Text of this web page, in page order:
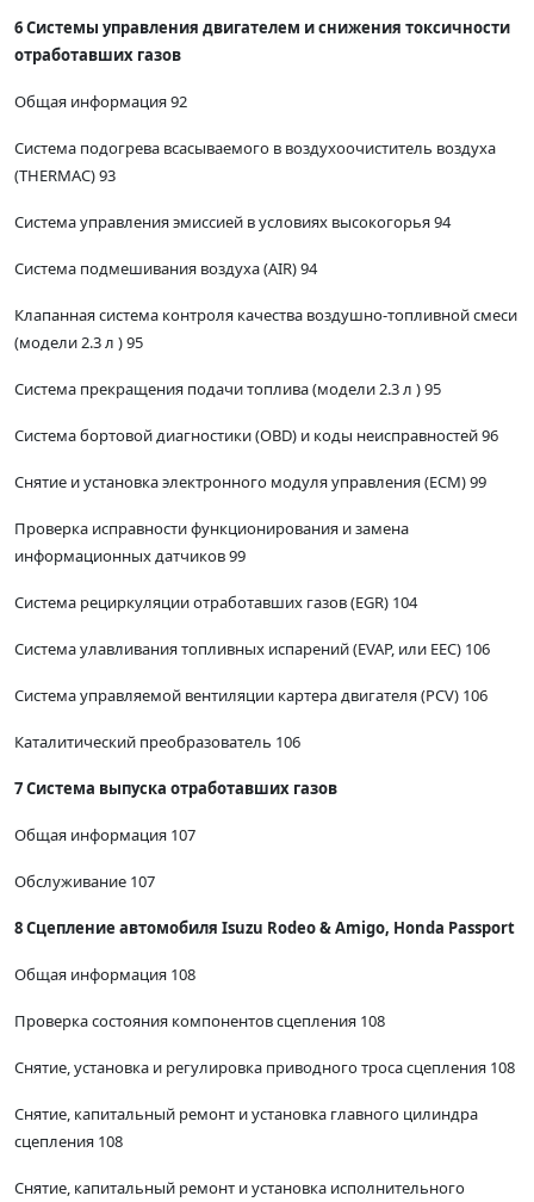
6 Системы управления двигателем и снижения токсичности
отработавших газов
Общая информация 92
Система подогрева всасываемого в воздухоочиститель воздуха
(THERMAC) 93
Система управления эмиссией в условиях высокогорья 94
Система подмешивания воздуха (AIR) 94
Клапанная система контроля качества воздушно-топливной смеси
(модели 2.3 л ) 95
Система прекращения подачи топлива (модели 2.3 л ) 95
Система бортовой диагностики (OBD) и коды неисправностей 96
Снятие и установка электронного модуля управления (ЕСМ) 99
Проверка исправности функционирования и замена
информационных датчиков 99
Система рециркуляции отработавших газов (EGR) 104
Система улавливания топливных испарений (EVAP, или EEC) 106
Система управляемой вентиляции картера двигателя (PCV) 106
Каталитический преобразователь 106
7 Система выпуска отработавших газов
Общая информация 107
Обслуживание 107
8 Сцепление автомобиля Isuzu Rodeo & Amigo, Honda Passport
Общая информация 108
Проверка состояния компонентов сцепления 108
Снятие, установка и регулировка приводного троса сцепления 108
Снятие, капитальный ремонт и установка главного цилиндра
сцепления 108
Снятие, капитальный ремонт и установка исполнительного